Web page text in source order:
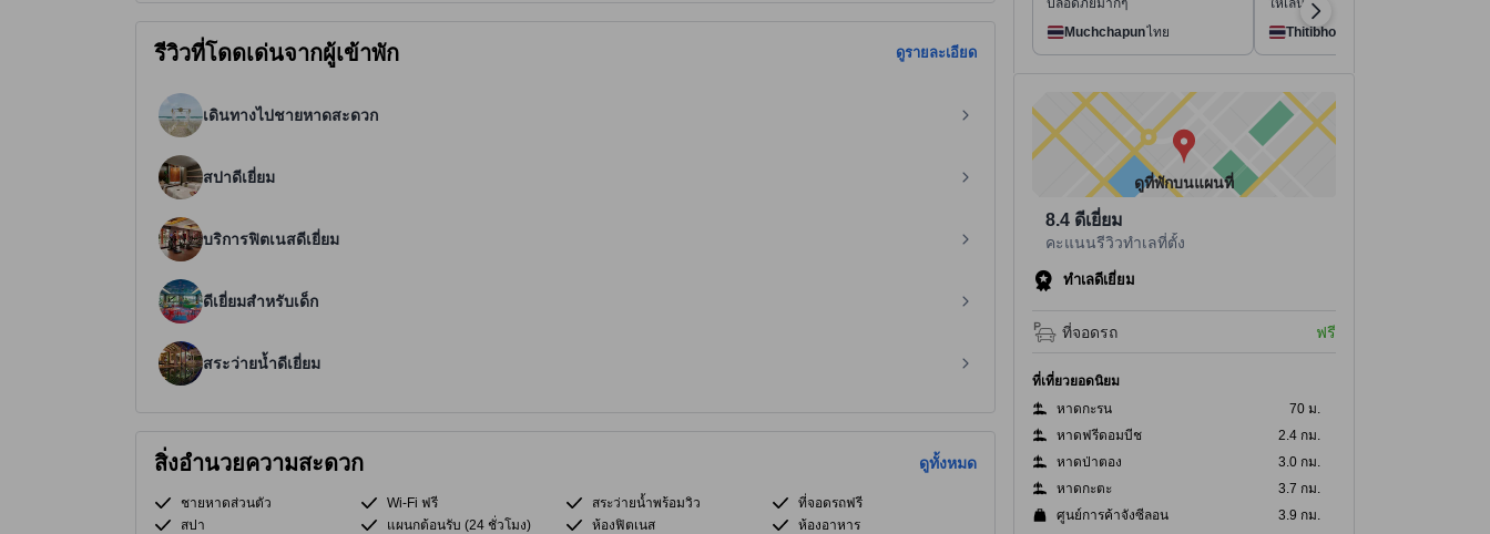
รีวิวที่โดดเด่นจากผู้เข้าพัก ดูรายละเอียด
เดินทางไปชายหาดสะดวก
สปาดีเยี่ยม
บริการฟิตเนสดีเยี่ยม
ดีเยี่ยมสำหรับเด็ก
สระว่ายน้ำดีเยี่ยม
สิ่งอำนวยความสะดวก ดูทั้งหมด
ชายหาดส่วนตัว Wi-Fi ฟรี สระว่ายน้ำพร้อมวิว
ที่จอดรถฟรี
สปา
แผนกต้อนรับ (24 ชั่วโมง) ห้องฟิตเนส
ห้องอาหาร
ปลอดภัยมากๆ
Muchchapunไทย
ให้เล่นอีก
Thitibhon
ดูที่พักบนแผนที่
8.4 ดีเยี่ยม
คะแนนรีวิวทำเลที่ตั้ง
ทำเลดีเยี่ยม
ที่จอดรถ ฟรี
ที่เที่ยวยอดนิยม
หาดกะรน
70 ม.
หาดฟรีดอมบีช
2.4 กม.
หาดป่าตอง
3.0 กม.
หาดกะตะ
3.7 กม.
ศูนย์การค้าจังซีลอน
3.9 กม.